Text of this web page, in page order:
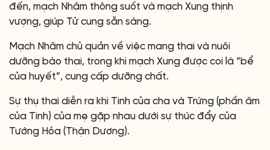
đến, mạch Nhâm thông suốt và mạch Xung thịnh
vượng, giúp Tử cung sẵn sàng.
Mạch Nhâm chủ quản về việc mang thai và nuôi
dưỡng bào thai, trong khi mạch Xung được coi là “bể
của huyết”, cung cấp dưỡng chất.
Sự thụ thai diễn ra khi Tinh của cha và Trứng (phần âm
của Tinh) của mẹ gặp nhau dưới sự thúc đẩy của
Tướng Hỏa (Thận Dương).